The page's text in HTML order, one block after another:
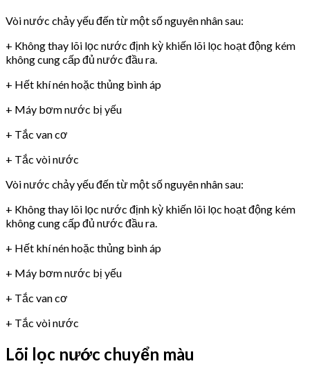
Vòi nước chảy yếu đến từ một số nguyên nhân sau:
+ Không thay lõi lọc nước định kỳ khiến lõi lọc hoạt động kém
không cung cấp đủ nước đầu ra.
+ Hết khí nén hoặc thủng bình áp
+ Máy bơm nước bị yếu
+ Tắc van cơ
+ Tắc vòi nước
Vòi nước chảy yếu đến từ một số nguyên nhân sau:
+ Không thay lõi lọc nước định kỳ khiến lõi lọc hoạt động kém
không cung cấp đủ nước đầu ra.
+ Hết khí nén hoặc thủng bình áp
+ Máy bơm nước bị yếu
+ Tắc van cơ
+ Tắc vòi nước
Lõi lọc nước chuyển màu